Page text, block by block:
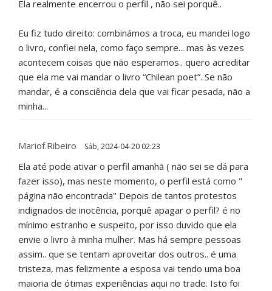
Ela realmente encerrou o perfil , não sei porquê..
Eu fiz tudo direito: combinámos a troca, eu mandei logo
o livro, confiei nela, como faço sempre... mas às vezes
acontecem coisas que não esperamos.. quero acreditar
que ela me vai mandar o livro “Chilean poet”. Se não
mandar, é a consciência dela que vai ficar pesada, não a
minha...
Mariof.ribeiro Sáb, 2024-04-20 02:23
Ela até pode ativar o perfil amanhã ( não sei se dá para
fazer isso), mas neste momento, o perfil está como "
página não encontrada" Depois de tantos protestos
indignados de inocência, porquê apagar o perfil? é no
mínimo estranho e suspeito, por isso duvido que ela
envie o livro à minha mulher. Mas há sempre pessoas
assim.. que se tentam aproveitar dos outros.. é uma
tristeza, mas felizmente a esposa vai tendo uma boa
maioria de ótimas experiências aqui no trade. Isto foi